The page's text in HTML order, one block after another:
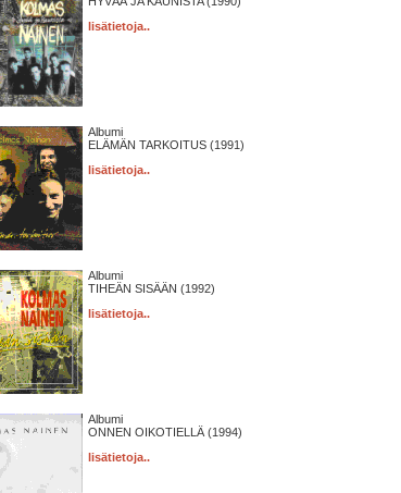
lisätietoja..
Albumi
ELÄMÄN TARKOITUS (1991)
lisätietoja..
Albumi
TIHEÄN SISÄÄN (1992)
lisätietoja..
Albumi
ONNEN OIKOTIELLÄ (1994)
lisätietoja..